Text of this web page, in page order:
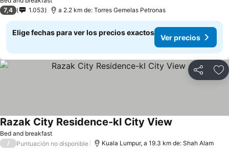
7,4 1.053 a 2.2 km de: Torres Gemelas Petronas
Elige fechas para ver los precios exactos
Ver precios
Compartir
Bed and breakfast
Razak City Residence-kl City View
/ Puntuación no disponible Kuala Lumpur, a 19.3 km de: Shah Alam